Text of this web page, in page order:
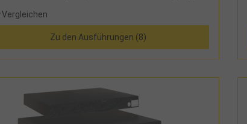
aus stabilem Vierkantrohr, mit Lagergarnitur
Lieferumfang: Messplatte und
Vergleichen
Zu den Ausführungen (8)